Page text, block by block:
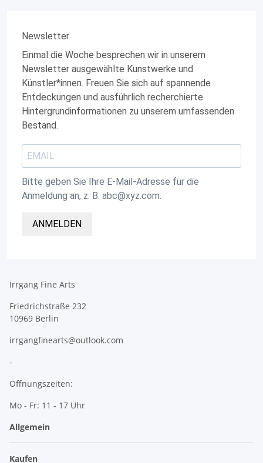
Newsletter
Einmal die Woche besprechen wir in unserem
Newsletter ausgewählte Kunstwerke und
Künstler*innen. Freuen Sie sich auf spannende
Entdeckungen und ausführlich recherchierte
Hintergrundinformationen zu unserem umfassenden
Bestand.
Bitte geben Sie Ihre E-Mail-Adresse für die
Anmeldung an, z. B. abc@xyz.com.
ANMELDEN
Irrgang Fine Arts
Friedrichstraße 232
10969 Berlin
irrgangfinearts@outlook.com
-
Öffnungszeiten:
Mo - Fr: 11 - 17 Uhr
Allgemein
Kaufen